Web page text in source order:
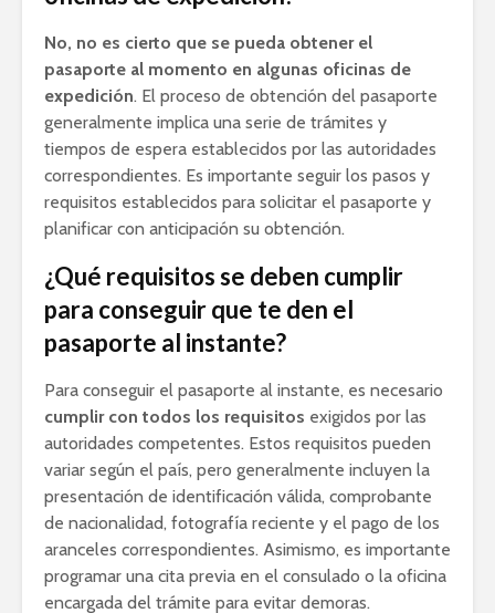
No, no es cierto que se pueda obtener el
pasaporte al momento en algunas oficinas de
expedición. El proceso de obtención del pasaporte
generalmente implica una serie de trámites y
tiempos de espera establecidos por las autoridades
correspondientes. Es importante seguir los pasos y
requisitos establecidos para solicitar el pasaporte y
planificar con anticipación su obtención.
¿Qué requisitos se deben cumplir
para conseguir que te den el
pasaporte al instante?
Para conseguir el pasaporte al instante, es necesario
cumplir con todos los requisitos exigidos por las
autoridades competentes. Estos requisitos pueden
variar según el país, pero generalmente incluyen la
presentación de identificación válida, comprobante
de nacionalidad, fotografía reciente y el pago de los
aranceles correspondientes. Asimismo, es importante
programar una cita previa en el consulado o la oficina
encargada del trámite para evitar demoras.